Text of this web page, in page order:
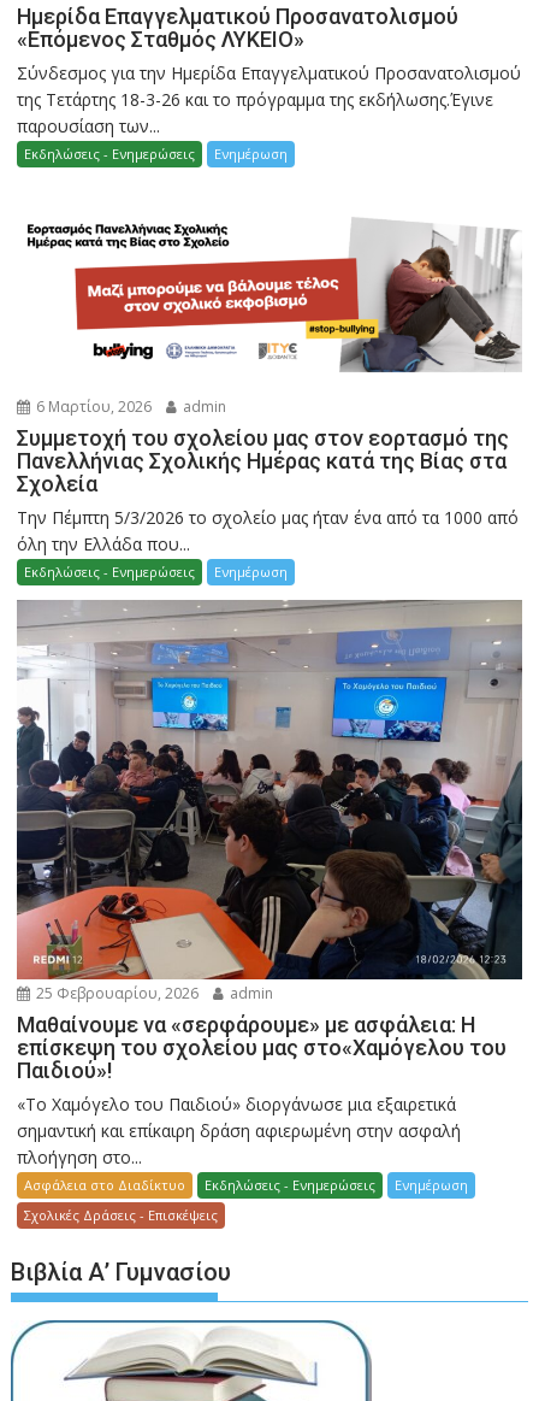
Ημερίδα Επαγγελματικού Προσανατολισμού
«Επόμενος Σταθμός ΛΥΚΕΙΟ»
Σύνδεσμος για την Ημερίδα Επαγγελματικού Προσανατολισμού
της Τετάρτης 18-3-26 και το πρόγραμμα της εκδήλωσης.Έγινε
παρουσίαση των...
Εκδηλώσεις - Ενημερώσεις Ενημέρωση
6 Μαρτίου, 2026 admin
Συμμετοχή του σχολείου μας στον εορτασμό της
Πανελλήνιας Σχολικής Ημέρας κατά της Βίας στα
Σχολεία
Την Πέμπτη 5/3/2026 το σχολείο μας ήταν ένα από τα 1000 από
όλη την Ελλάδα που...
Εκδηλώσεις - Ενημερώσεις Ενημέρωση
25 Φεβρουαρίου, 2026 admin
Μαθαίνουμε να «σερφάρουμε» με ασφάλεια: Η
επίσκεψη του σχολείου μας στο«Χαμόγελου του
Παιδιού»!
«Το Χαμόγελο του Παιδιού» διοργάνωσε μια εξαιρετικά
σημαντική και επίκαιρη δράση αφιερωμένη στην ασφαλή
πλοήγηση στο...
Ασφάλεια στο Διαδίκτυο Εκδηλώσεις - Ενημερώσεις
Ενημέρωση
Σχολικές Δράσεις - Επισκέψεις
Βιβλία Α’ Γυμνασίου